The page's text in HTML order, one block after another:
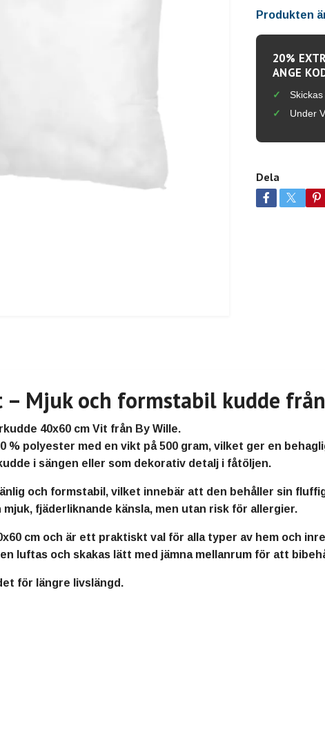
Produkten
20%
ANGE
Under
Dela
Mjuk och formstabil kudde
40x60 cm Vit från By Wille.
% polyester med en vikt på500 gram, vilket ger en
i sängen eller som dekorativ detalj i fåtöljen.
och formstabil , vilket innebär att den behåller sin
mjuk, fjäderliknande känsla, men utan risk för allergier.
cm och är ett praktiskt val för alla typer av hem och
luftas och skakas lätt med jämna mellanrum för att
för längre livslängd.